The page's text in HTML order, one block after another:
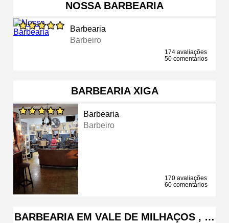
NOSSA BARBEARIA
Barbearia
Barbeiro
174 avaliações
50 comentários
BARBEARIA XIGA
Barbearia
Barbeiro
170 avaliações
60 comentários
BARBEARIA EM VALE DE MILHAÇOS , …